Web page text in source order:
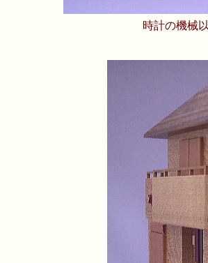
時計の機械